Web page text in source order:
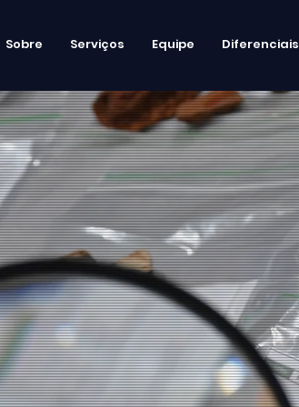
Sobre Serviços Equipe Diferenciais